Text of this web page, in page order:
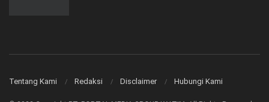
Tentang Kami Redaksi Disclaimer Hubungi Kami